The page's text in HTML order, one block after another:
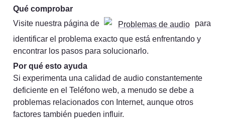
Qué comprobar
Visite nuestra página de
Problemas de audio
para
identificar el problema exacto que está enfrentando y
encontrar los pasos para solucionarlo.
Por qué esto ayuda
Si experimenta una calidad de audio constantemente
deficiente en el Teléfono web, a menudo se debe a
problemas relacionados con Internet, aunque otros
factores también pueden influir.